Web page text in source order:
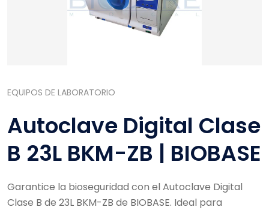
EQUIPOS DE LABORATORIO
Autoclave Digital Clase
B 23L BKM-ZB | BIOBASE
Garantice la bioseguridad con el Autoclave Digital
Clase B de 23L BKM-ZB de BIOBASE. Ideal para